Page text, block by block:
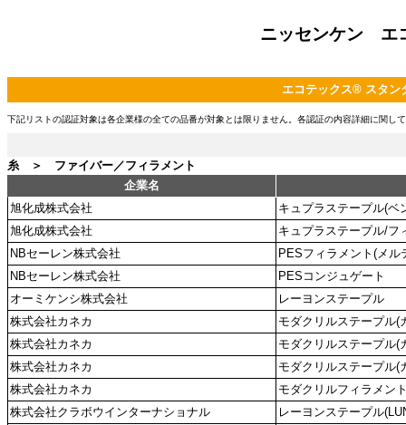
ニッセンケン エ
エコテックス® スタン
下記リストの認証対象は各企業様の全ての品番が対象とは限りません。各認証の内容詳細に関し
糸 ＞ ファイバー／フィラメント
企業名
旭化成株式会社
キュプラステープル(ベ
旭化成株式会社
キュプラステープル/フ
NBセーレン株式会社
PESフィラメント(メル
NBセーレン株式会社
PESコンジュゲート
オーミケンシ株式会社
レーヨンステープル
株式会社カネカ
モダクリルステープル(
株式会社カネカ
モダクリルステープル(
株式会社カネカ
モダクリルステープル(
株式会社カネカ
モダクリルフィラメン
株式会社クラボウインターナショナル
レーヨンステープル